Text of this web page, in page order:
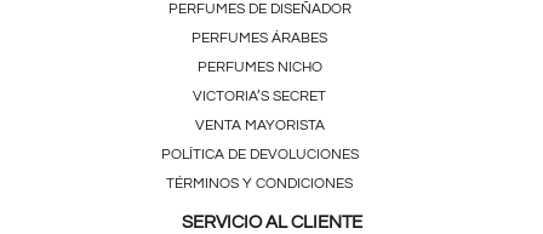
PERFUMES DE DISEÑADOR
PERFUMES ÁRABES
PERFUMES NICHO
VICTORIA’S SECRET
VENTA MAYORISTA
POLÍTICA DE DEVOLUCIONES
TÉRMINOS Y CONDICIONES
SERVICIO AL CLIENTE